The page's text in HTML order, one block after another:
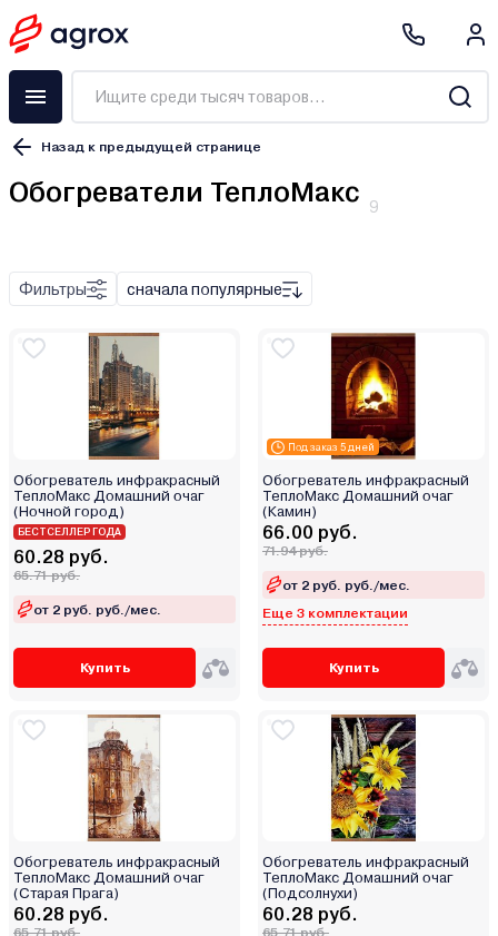
Назад к предыдущей странице
Обогреватели ТеплоМакс 9
Масляный радиатор
Инфракрасный
Конвектор, инфракрасный
Газовый
Кварцевый
Дизельный
есть
Фильтры сначала популярные
Обогреватель инфракрасный
ТеплоМакс Домашний очаг
(Ночной город)
БЕСТСЕЛЛЕР ГОДА
60.28 руб.
65.71 руб.
от 2 руб. руб./мес.
Купить
Под заказ 5 дней
Обогреватель инфракрасный
ТеплоМакс Домашний очаг
(Камин)
66.00 руб.
71.94 руб.
от 2 руб. руб./мес.
Еще 3 комплектации
Купить
Обогреватель инфракрасный
ТеплоМакс Домашний очаг
(Старая Прага)
60.28 руб.
65.71 руб.
Обогреватель инфракрасный
ТеплоМакс Домашний очаг
(Подсолнухи)
60.28 руб.
65.71 руб.